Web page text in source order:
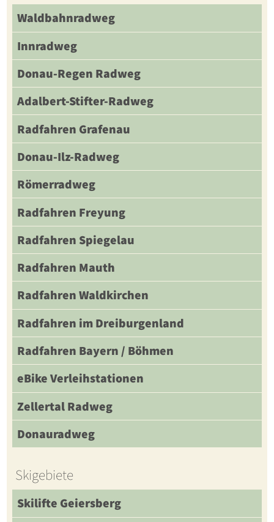
Waldbahnradweg
Innradweg
Donau-Regen Radweg
Adalbert-Stifter-Radweg
Radfahren Grafenau
Donau-Ilz-Radweg
Römerradweg
Radfahren Freyung
Radfahren Spiegelau
Radfahren Mauth
Radfahren Waldkirchen
Radfahren im Dreiburgenland
Radfahren Bayern / Böhmen
eBike Verleihstationen
Zellertal Radweg
Donauradweg
Skigebiete
Skilifte Geiersberg